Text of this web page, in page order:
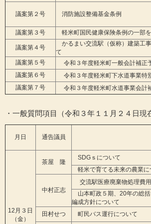
議案第２号 消防施設整備基金条例
議案第３号 軽米町国民健康保険条例の一部
議案第４号
かるまい交流駅（仮称）建築工
て
議案第５号
令和３年度軽米町一般会計補正
議案第６号
令和３年度軽米町下水道事業特
議案第７号
令和３年度軽米町水道事業会計
・一般質問項目（令和３年１１月２４日現
月日 通告議員
12 月３日
（金）
茶屋 隆
SDGｓについて
軽米で育てる未来の農業に
中村正志
交流駅医療廃棄物処理費
山本町政５期、20年の総
編成方針について
田村せつ
町民バス運行について